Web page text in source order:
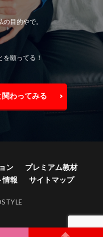
目的やで。
を願ってる！
わってみる
ン
プレミアム教材
情報 サイトマップ